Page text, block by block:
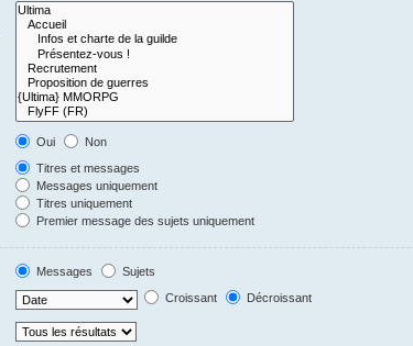
Oui
Non
Titres et messages
Messages uniquement
Titres uniquement
Premier message des sujets uniquement
Messages
Sujets
Croissant Décroissant